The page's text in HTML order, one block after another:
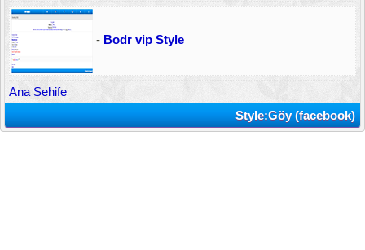
- Bodr vip Style
Ana Sehife
Style:Göy (facebook)